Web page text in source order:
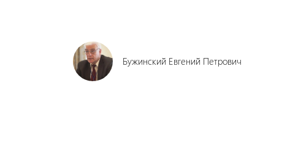
Бужинский Евгений Петрович